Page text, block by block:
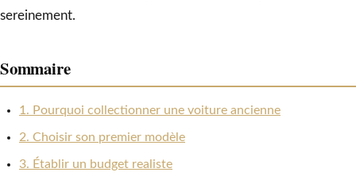
sereinement.
Sommaire
1. Pourquoi collectionner une voiture ancienne
2. Choisir son premier modèle
3. Établir un budget realiste